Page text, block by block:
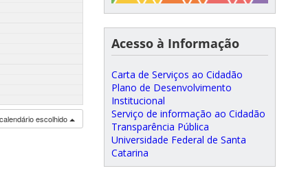
escolhido
Acesso à Informação
Carta de Serviços ao Cidadão
Plano de Desenvolvimento
Institucional
Serviço de informação ao Cidadão
Transparência Pública
Universidade Federal de Santa
Catarina